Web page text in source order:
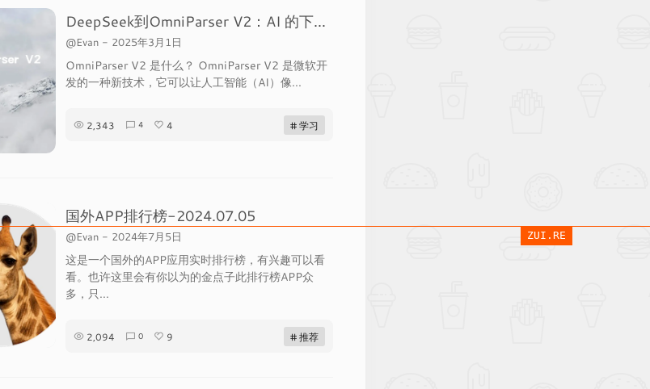
DeepSeek到OmniParser V2：AI 的下一场革命
@Evan- 2025年3月1日
OmniParser V2 是什么？ OmniParser V2 是微软开
发的一种新技术，它可以让人工智能（AI）像...
2,343 4 4 # 学习
国外APP排行榜-2024.07.05
@Evan- 2024年7月5日
这是一个国外的APP应用实时排行榜，有兴趣可以看
看。也许这里会有你以为的金点子此排行榜APP众
多，只...
2,094 0 9 # 推荐
ZUI.RE